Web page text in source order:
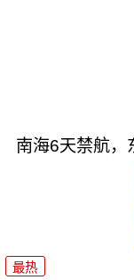
南海6天禁航，
最热